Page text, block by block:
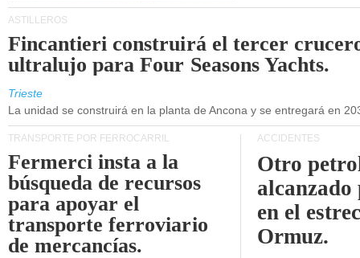
ASTILLEROS
Fincantieri construirá el tercer
ultralujo para Four Seasons Yachts.
Trieste
La unidad se construirá en la planta de Ancona y se entregará en
TRANSPORTE POR FERROCARRIL
Fermerci insta a la
búsqueda de recursos
para apoyar el
transporte ferroviario
de mercancías.
ACCIDENTES
Otro
en el
Ormuz.